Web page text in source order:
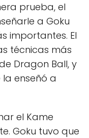
prueba, el
a Goku
importantes. El
técnicas más
Dragon Ball, y
la enseñó a
el Kame
Goku tuvo que